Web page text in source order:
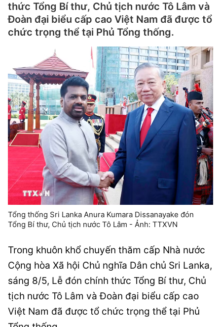
thức Tổng Bí thư, Chủ tịch nước Tô Lâm và
Đoàn đại biểu cấp cao Việt Nam đã được tổ
chức trọng thể tại Phủ Tổng thống.
Tổng thống Sri Lanka Anura Kumara Dissanayake đón
Tổng Bí thư, Chủ tịch nước Tô Lâm - Ảnh: TTXVN
Trong khuôn khổ chuyến thăm cấp Nhà nước
Cộng hòa Xã hội Chủ nghĩa Dân chủ Sri Lanka,
sáng 8/5, Lễ đón chính thức Tổng Bí thư, Chủ
tịch nước Tô Lâm và Đoàn đại biểu cấp cao
Việt Nam đã được tổ chức trọng thể tại Phủ